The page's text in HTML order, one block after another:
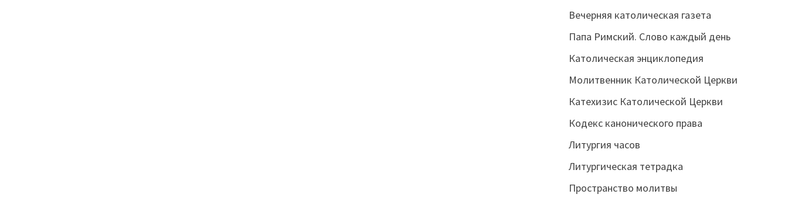
Вечерняя католическая газета
Папа Римский. Слово каждый день
Католическая энциклопедия
Молитвенник Католической Церкви
Катехизис Католической Церкви
Кодекс канонического права
Литургия часов
Литургическая тетрадка
Пространство молитвы